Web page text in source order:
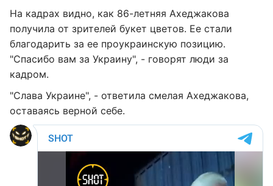
На кадрах видно, как 86-летняя Ахеджакова
получила от зрителей букет цветов. Ее стали
благодарить за ее проукраинскую позицию.
"Спасибо вам за Украину", - говорят люди за
кадром.
"Слава Украине", - ответила смелая Ахеджакова,
оставаясь верной себе.